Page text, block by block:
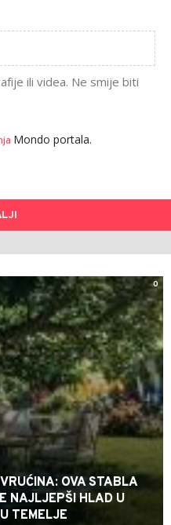
ili videa. Ne smije biti
Mondo portala.
0
OVA STABLA
NAJLJEPŠI HLAD U
TEMELJE